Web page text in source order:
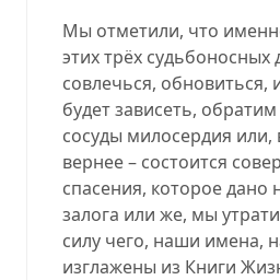
Мы отметили, что
этих трёх судьбоносных
совлечься, обновиться,
будет зависеть,
сосуды милосердия или,
вернее – состоится
спасения, которое
залога или же, мы
силу чего, наши имена,
изглажены из Книги